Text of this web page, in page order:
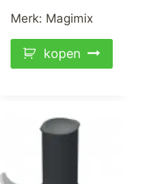
Merk: Magimix
kopen